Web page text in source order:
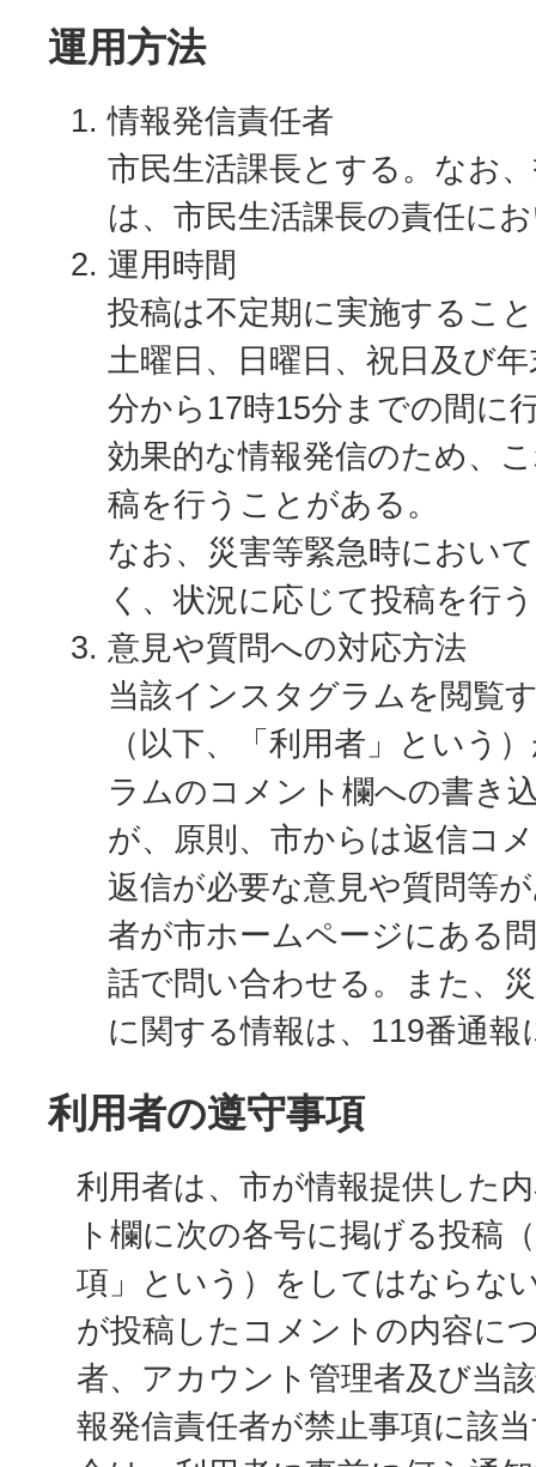
運用方法
情報発信責任者
市民生活課長とする。なお
は、市民生活課長の責任に
運用時間
投稿は不定期に実施するこ
土曜日、日曜日、祝日及び
分から17時15分までの間に
効果的な情報発信のため、
稿を行うことがある。
なお、災害等緊急時におい
く、状況に応じて投稿を行
意見や質問への対応方法
当該インスタグラムを閲覧
（以下、「利用者」という
ラムのコメント欄への書き
が、原則、市からは返信コ
返信が必要な意見や質問等
者が市ホームページにある
話で問い合わせる。また、
に関する情報は、119番通
利用者の遵守事項
利用者は、市が情報提供した
ト欄に次の各号に掲げる投稿
項」という）をしてはならな
が投稿したコメントの内容に
者、アカウント管理者及び当
報発信責任者が禁止事項に該